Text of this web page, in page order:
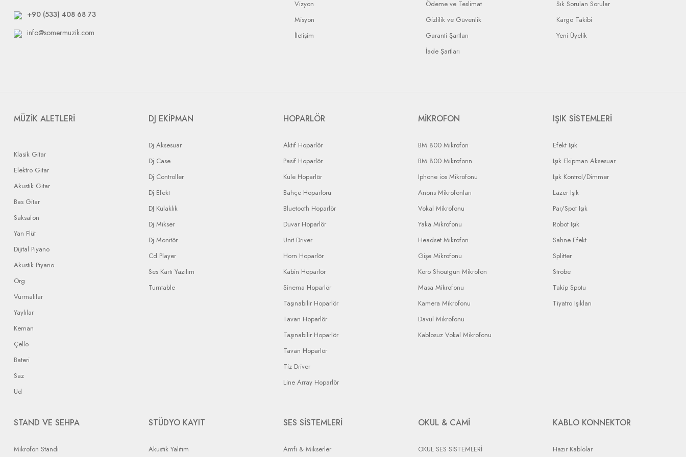
+90 (533) 408 68 73
info@somermuzik.com
Vizyon
Misyon
İletişim
Ödeme ve Teslimat
Gizlilik ve Güvenlik
Garanti Şartları
İade Şartları
Sık Sorulan Sorular
Kargo Takibi
Yeni Üyelik
MÜZİK ALETLERİ
Klasik Gitar
Elektro Gitar
Akustik Gitar
Bas Gitar
Saksafon
Yan Flüt
Dijital Piyano
Akustik Piyano
Org
Vurmalılar
Yaylılar
Keman
Çello
Bateri
Saz
Ud
DJ EKİPMAN
Dj Aksesuar
Dj Case
Dj Controller
Dj Efekt
DJ Kulaklık
Dj Mikser
Dj Monitör
Cd Player
Ses Kartı Yazılım
Turntable
HOPARLÖR
Aktif Hoparlör
Pasif Hoparlör
Kule Hoparlör
Bahçe Hoparlörü
Bluetooth Hoparlör
Duvar Hoparlör
Unit Driver
Horn Hoparlör
Kabin Hoparlör
Sinema Hoparlör
Taşınabilir Hoparlör
Tavan Hoparlör
Taşınabilir Hoparlör
Tavan Hoparlör
Tiz Driver
Line Array Hoparlör
MİKROFON
BM 800 Mikrofon
BM 800 Mikrofonn
Iphone ios Mikrofonu
Anons Mikrofonları
Vokal Mikrofonu
Yaka Mikrofonu
Headset Mikrofon
Gişe Mikrofonu
Koro Shoutgun Mikrofon
Masa Mikrofonu
Kamera Mikrofonu
Davul Mikrofonu
Kablosuz Vokal Mikrofonu
IŞIK SİSTEMLERİ
Efekt Işık
Işık Ekipman Aksesuar
Işık Kontrol/Dimmer
Lazer Işık
Par/Spot Işık
Robot Işık
Sahne Efekt
Splitter
Strobe
Takip Spotu
Tiyatro Işıkları
STAND VE SEHPA
Mikrofon Standı
STÜDYO KAYIT
Akustik Yalıtım
SES SİSTEMLERİ
Amfi & Mikserler
OKUL & CAMİ
OKUL SES SİSTEMLERİ
KABLO KONNEKTOR
Hazır Kablolar